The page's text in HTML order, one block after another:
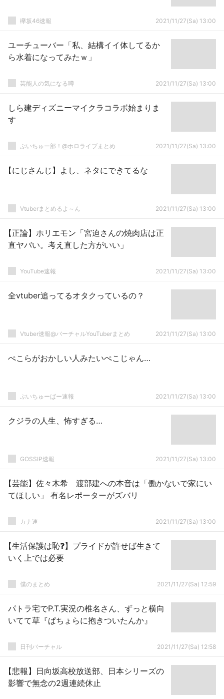
欅坂46速報 2021/11/27(Sa) 13:00
ユーチューバー「私、結構イイ体してるか
ら水着になってみたｗ」
芸能人の気になる噂 2021/11/27(Sa) 13:00
しら建ディズニーマイクラコラボ始まりま
す
ぶいちゅー部！@ホロライブまとめ 2021/11/27(Sa) 13:00
【にじさんじ】よし、ネタにできてるな
Vtuberまとめるよ～ん 2021/11/27(Sa) 13:00
【正論】ホリエモン「宮迫さんの焼肉店は正
直ヤバい。考え直した方がいい」
YouTube速報 2021/11/27(Sa) 13:00
全vtuber追ってるオタクっているの？
Vtuber速報@バーチャルYouTuberまとめ 2021/11/27(Sa) 13:00
ぺこらがおかしい人みたいぺこじゃん…
ぶいちゅーばー速報 2021/11/27(Sa) 13:00
クジラの人生、怖すぎる…
GOSSIP速報 2021/11/27(Sa) 13:00
【芸能】佐々木希 渡部建への本音は「働かないで家にい
てほしい」 有名レポーターがズバリ
カナ速 2021/11/27(Sa) 13:00
【生活保護は恥❓】プライドが許せば生きて
いく上では必要
僕のまとめ 2021/11/27(Sa) 12:59
パトラ宅でP.T.実況の椎名さん、ずっと横向
いてて草『ぱちょらに抱きついたんか』
日刊バーチャル 2021/11/27(Sa) 12:58
【悲報】日向坂高校放送部、日本シリーズの
影響で無念の2週連続休止